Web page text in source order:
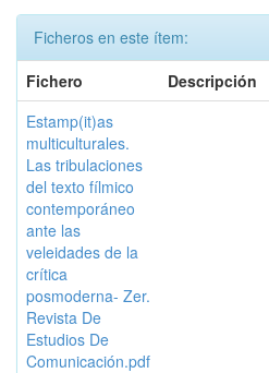
Ficheros en este ítem:
Fichero
Descripción
Estamp(it)as
multiculturales.
Las tribulaciones
del texto fílmico
contemporáneo
ante las
veleidades de la
crítica
posmoderna- Zer.
Revista De
Estudios De
Comunicación.pdf